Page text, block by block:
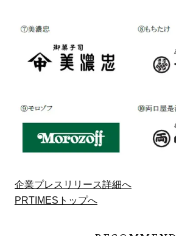
企業プレスリリース詳細へ
PRTIMESトップへ